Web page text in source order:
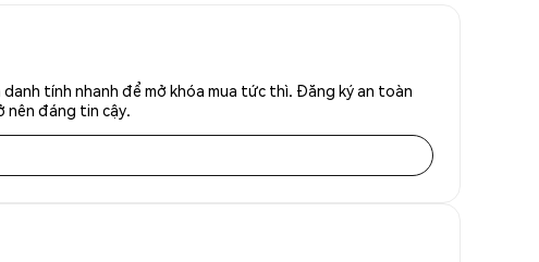
tính nhanh để mở khóa mua tức thì. Đăng ký an toàn
nên đáng tin cậy.